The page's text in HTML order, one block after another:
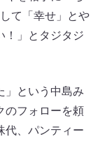
て「幸せ」とや
」とタジタジ
」という中島み
のフォローを頼
代、パンティー